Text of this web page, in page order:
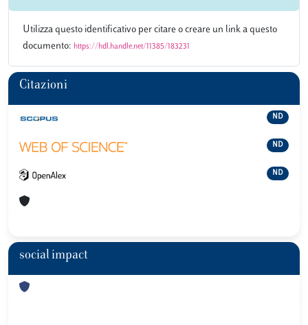
Utilizza questo identificativo per citare o creare un link a questo
documento: https://hdl.handle.net/11385/183231
Citazioni
ND
ND
ND
social impact